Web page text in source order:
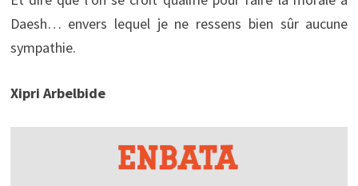
Daesh… envers lequel je ne ressens bien sûr aucune
sympathie.
Xipri Arbelbide